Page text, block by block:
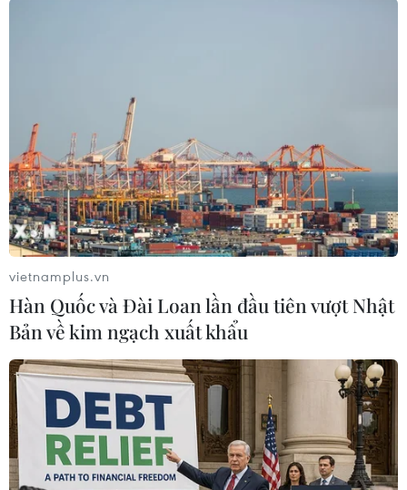
Nem cuốn tôm xốt càphê espresso ủ lạnh. (Ảnh:
CTV/Vietnam+)
vietnamplus.vn
Hàn Quốc và Đài Loan lần đầu tiên vượt Nhật
Bản về kim ngạch xuất khẩu